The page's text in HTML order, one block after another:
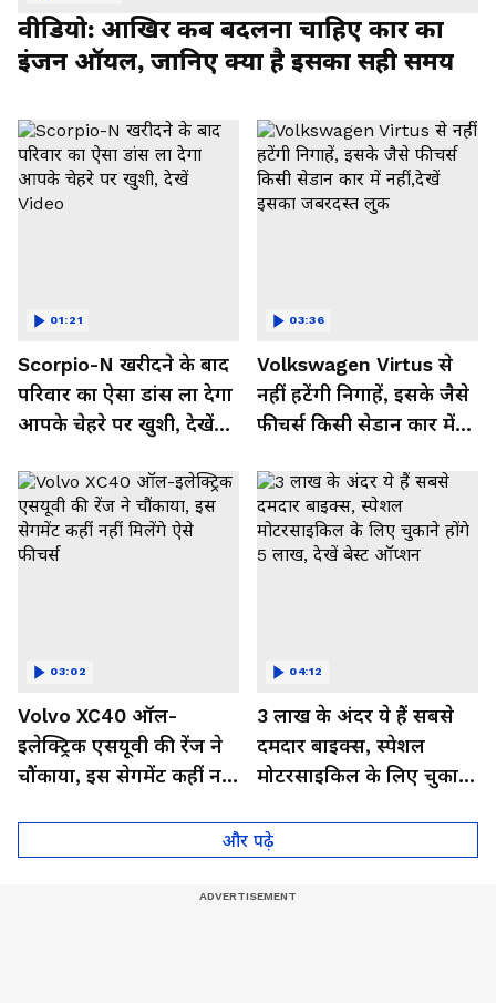
वीडियो: आखिर कब बदलना चाहिए कार का
इंजन ऑयल, जानिए क्या है इसका सही समय
Scorpio-N खरीदने के बाद
परिवार का ऐसा डांस ला देगा
आपके चेहरे पर खुशी, देखें
01:21
Volkswagen Virtus से
नहीं हटेंगी निगाहें, इसके जैसे
फीचर्स किसी सेडान कार में
03:36
Volvo XC40 ऑल-
इलेक्ट्रिक एसयूवी की रेंज ने
चौंकाया, इस सेगमेंट कहीं नहीं
03:02
3 लाख के अंदर ये हैं सबसे
दमदार बाइक्स, स्पेशल
मोटरसाइकिल के लिए चुकाने
ऑप्शन
04:12
और पढ़े